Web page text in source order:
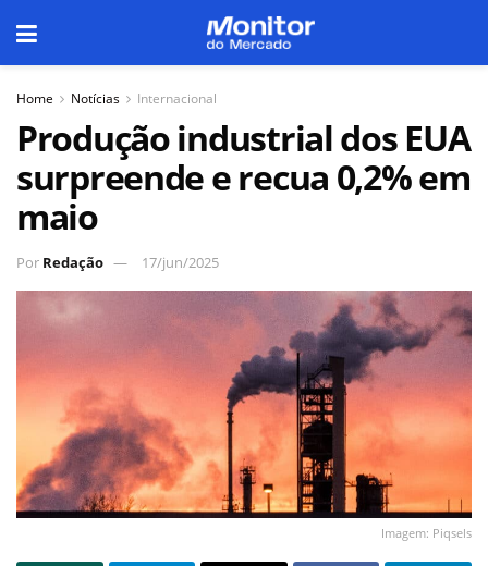
Home Notícias Internacional
Produção industrial dos EUA
surpreende e recua 0,2% em
maio
Por Redação 17/jun/2025
Imagem: Piqsels